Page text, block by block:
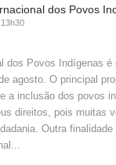
dos Povos
dos Povos Indígenas é
agosto. O principal
a inclusão dos povos
direitos, pois muitas
Outra